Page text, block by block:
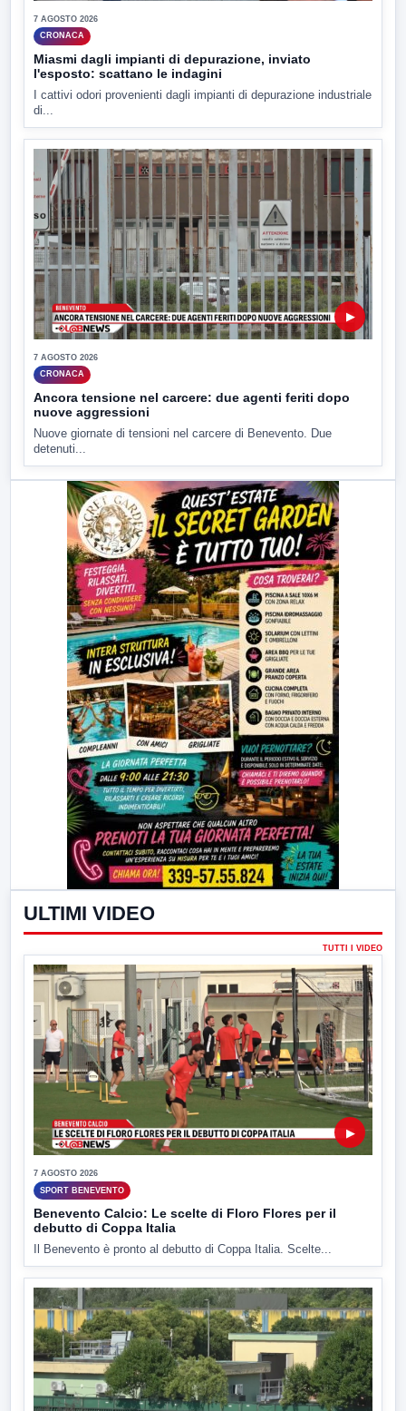
7 AGOSTO 2026
CRONACA
Miasmi dagli impianti di depurazione, inviato
l'esposto: scattano le indagini
I cattivi odori provenienti dagli impianti di depurazione industriale
di...
▶
7 AGOSTO 2026
CRONACA
Ancora tensione nel carcere: due agenti feriti dopo
nuove aggressioni
Nuove giornate di tensioni nel carcere di Benevento. Due
detenuti...
ULTIMI VIDEO
TUTTI I VIDEO
▶
7 AGOSTO 2026
SPORT BENEVENTO
Benevento Calcio: Le scelte di Floro Flores per il
debutto di Coppa Italia
Il Benevento è pronto al debutto di Coppa Italia. Scelte...